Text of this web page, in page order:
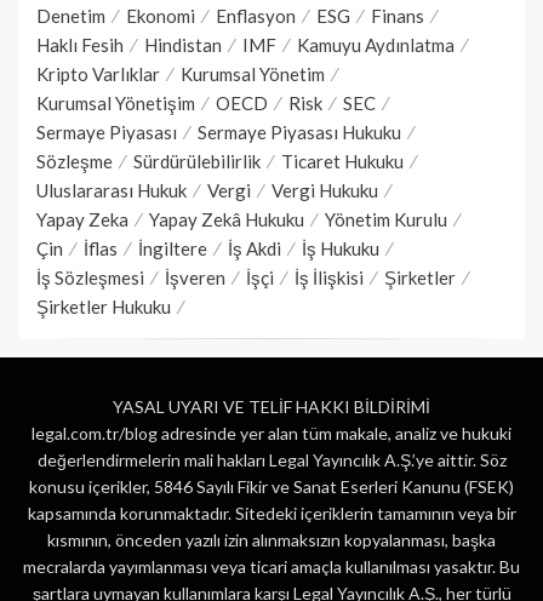
Denetim
Ekonomi Enflasyon ESG
Finans
Haklı Fesih
Hindistan IMF
Kamuyu Aydınlatma
Kripto Varlıklar
Kurumsal Yönetim
Kurumsal Yönetişim
OECD Risk
SEC
Sermaye Piyasası
Sermaye Piyasası Hukuku
Sözleşme
Sürdürülebilirlik
Ticaret Hukuku
Uluslararası Hukuk
Vergi
Vergi Hukuku
Yapay Zeka
Yapay Zekâ Hukuku
Yönetim Kurulu
Çin
İflas İngiltere İş Akdi
İş Hukuku
İş Sözleşmesi
İşveren İşçi İş İlişkisi
Şirketler
Şirketler Hukuku
YASAL UYARI VE TELİF HAKKI BİLDİRİMİ
legal.com.tr/blog adresinde yer alan tüm makale, analiz ve hukuki
değerlendirmelerin mali hakları Legal Yayıncılık A.Ş.’ye aittir. Söz
konusu içerikler, 5846 Sayılı Fikir ve Sanat Eserleri Kanunu (FSEK)
kapsamında korunmaktadır. Sitedeki içeriklerin tamamının veya bir
kısmının, önceden yazılı izin alınmaksızın kopyalanması, başka
mecralarda yayımlanması veya ticari amaçla kullanılması yasaktır. Bu
şartlara uymayan kullanımlara karşı Legal Yayıncılık A.Ş., her türlü